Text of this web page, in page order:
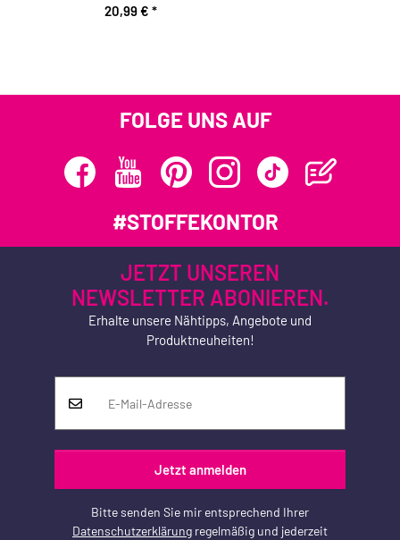
schwarz, Art Gallery
20,99 € *
FOLGE UNS AUF
#STOFFEKONTOR
JETZT UNSEREN
NEWSLETTER ABONIEREN.
Erhalte unsere Nähtipps, Angebote und
Produktneuheiten!
Jetzt anmelden
Bitte senden Sie mir entsprechend Ihrer
Datenschutzerklärung regelmäßig und jederzeit